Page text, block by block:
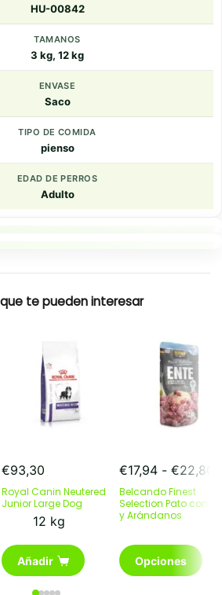
HU-00842
TAMANOS
3 kg, 12 kg
ENVASE
Saco
TIPO DE COMIDA
pienso
EDAD DE PERROS
Adulto
te pueden interesar
€93,30
Royal Canin Neutered
Junior Large Dog
12 kg
Añadir
€17,94 - €22,80
Belcando Finest
Selection Pato con
y Arándanos
Opciones
Este
producto